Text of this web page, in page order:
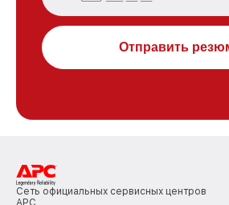
Сеть официальных сервисных центров
APC